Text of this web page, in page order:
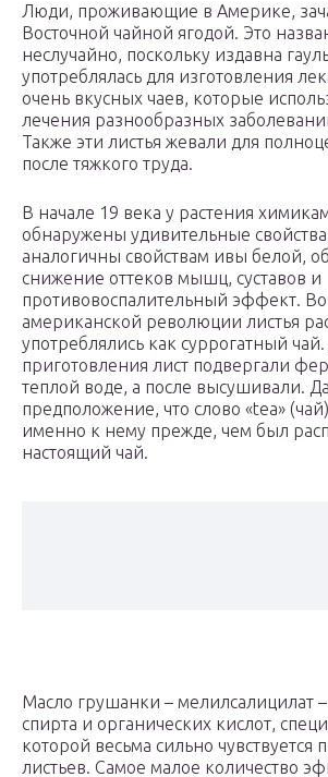
Люди, проживающие в Америке,
Восточной чайной ягодой. Это
неслучайно, поскольку издавна
употреблялась для изготовления
очень вкусных чаев, которые
лечения разнообразных
Также эти листья жевали для
после тяжкого труда.
В начале 19 века у растения
обнаружены удивительные
аналогичны свойствам ивы белой,
снижение оттеков мышц, суставов и
противовоспалительный эффект.
американской революции листья
употреблялись как суррогатный
приготовления лист подвергали
теплой воде, а после высушивали.
предположение, что слово «tea»
именно к нему прежде, чем был
настоящий чай.
Масло грушанки – мелилсалицилат –
спирта и органических кислот,
которой весьма сильно чувствуется
листьев. Самое малое количество